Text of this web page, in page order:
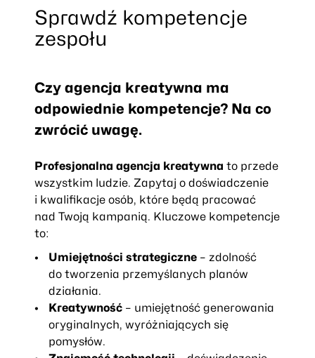
Sprawdź kompetencje
zespołu
Czy agencja kreatywna ma
odpowiednie kompetencje? Na co
zwrócić uwagę.
Profesjonalna agencja kreatywna to przede
wszystkim ludzie. Zapytaj o doświadczenie
i kwalifikacje osób, które będą pracować
nad Twoją kampanią. Kluczowe kompetencje
to:
Umiejętności strategiczne– zdolność
do tworzenia przemyślanych planów
działania.
Kreatywność– umiejętność generowania
oryginalnych, wyróżniających się
pomysłów.